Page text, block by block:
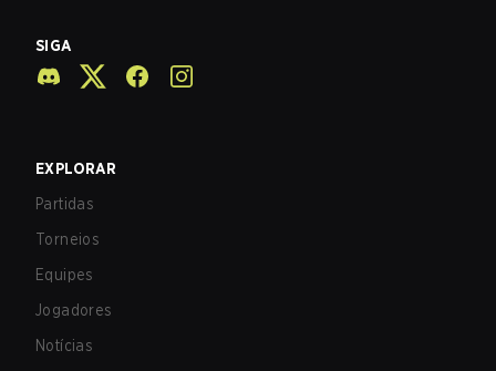
SIGA
EXPLORAR
Partidas
Torneios
Equipes
Jogadores
Notícias